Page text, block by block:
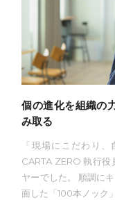
個の進化を組織の
み取る
「現場にこだわり
CARTA ZERO 執行
ヤーでした。 順調に
面した「100本ノック